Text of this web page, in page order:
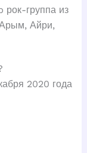
группа из
Арым, Айри,
2020 года